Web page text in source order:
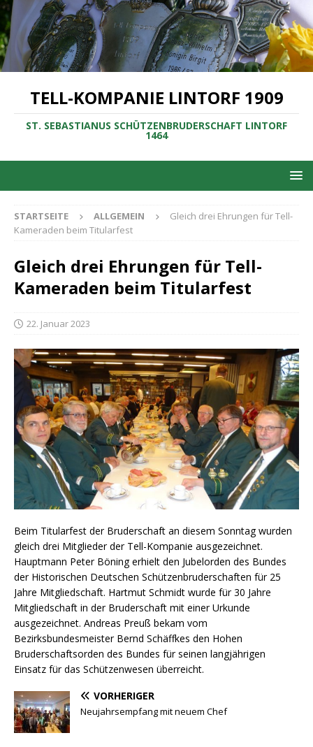
TELL-KOMPANIE LINTORF 1909
ST. SEBASTIANUS SCHÜTZENBRUDERSCHAFT LINTORF
1464
STARTSEITE ALLGEMEIN
Gleich drei Ehrungen für Tell-
Kameraden beim Titularfest
Gleich drei Ehrungen für Tell-
Kameraden beim Titularfest
22. Januar 2023
Beim Titularfest der Bruderschaft an diesem Sonntag wurden
gleich drei Mitglieder der Tell-Kompanie ausgezeichnet.
Hauptmann Peter Böning erhielt den Jubelorden des Bundes
der Historischen Deutschen Schützenbruderschaften für 25
Jahre Mitgliedschaft. Hartmut Schmidt wurde für 30 Jahre
Mitgliedschaft in der Bruderschaft mit einer Urkunde
ausgezeichnet. Andreas Preuß bekam vom
Bezirksbundesmeister Bernd Schäffkes den Hohen
Bruderschaftsorden des Bundes für seinen langjährigen
Einsatz für das Schützenwesen überreicht.
VORHERIGER
Neujahrsempfang mit neuem Chef